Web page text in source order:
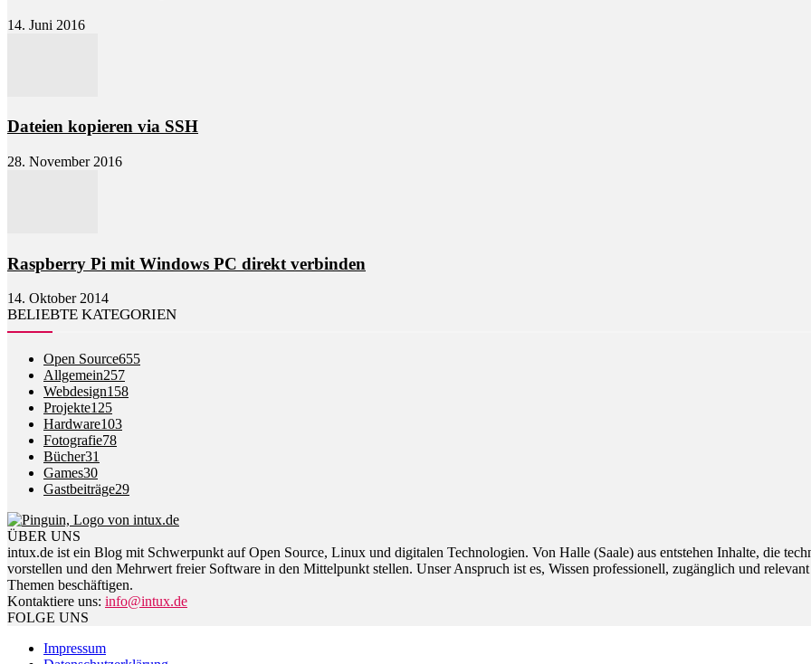
14. Juni 2016
Dateien kopieren via SSH
28. November 2016
Raspberry Pi mit Windows PC direkt verbinden
14. Oktober 2014
BELIEBTE KATEGORIEN
Open Source655
Allgemein257
Webdesign158
Projekte125
Hardware103
Fotografie78
Bücher31
Games30
Gastbeiträge29
ÜBER UNS
intux.de ist ein Blog mit Schwerpunkt auf Open Source, Linux und digitalen Technologien. Von Halle (Saale) aus entstehen Inhalte, die
vorstellen und den Mehrwert freier Software in den Mittelpunkt stellen. Unser Anspruch ist es, Wissen professionell, zugänglich und
Themen beschäftigen.
Kontaktiere uns: info@intux.de
FOLGE UNS
Impressum